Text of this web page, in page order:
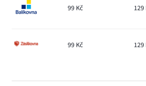
99 Kč 129
99 Kč 129